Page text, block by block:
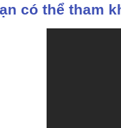
có thể tham